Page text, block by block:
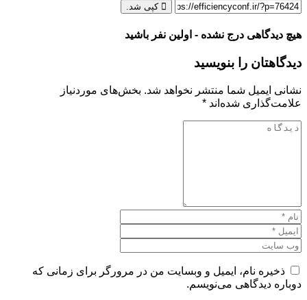
کپی شد.
هیچ دیدگاهی درج نشده - اولین نفر باشید
دیدگاهتان را بنویسید
نشانی ایمیل شما منتشر نخواهد شد. بخش‌های موردنیاز
علامت‌گذاری شده‌اند *
ذخیره نام، ایمیل و وبسایت من در مرورگر برای زمانی که
دوباره دیدگاهی می‌نویسم.